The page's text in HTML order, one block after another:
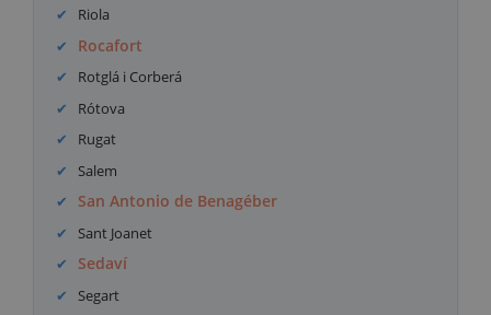
Riola
Rocafort
Rotglá i Corberá
Rótova
Rugat
Salem
San Antonio de Benagéber
Sant Joanet
Sedaví
Segart